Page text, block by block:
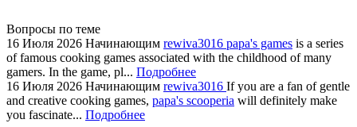
replica
bvlgari
watches
+maserati
online
for
Вопросы по теме
16 Июля 2026 Начинающим rewiva3016 papa's games is a series
of famous cooking games associated with the childhood of many
gamers. In the game, pl... Подробнее
16 Июля 2026 Начинающим rewiva3016 If you are a fan of gentle
and creative cooking games, papa's scooperia will definitely make
you fascinate... Подробнее